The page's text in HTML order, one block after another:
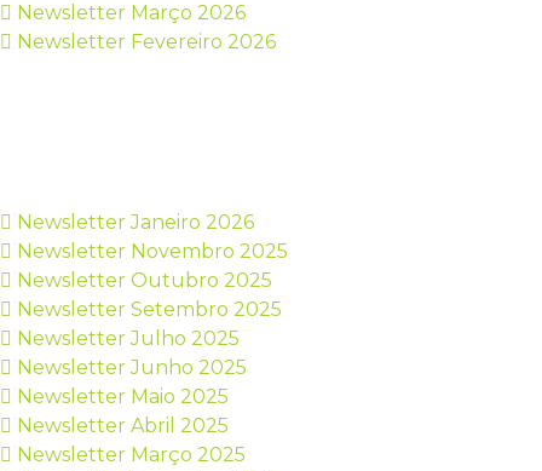
Newsletter Março 2026
Newsletter Fevereiro 2026
Newsletter Janeiro 2026
Newsletter Novembro 2025
Newsletter Outubro 2025
Newsletter Setembro 2025
Newsletter Julho 2025
Newsletter Junho 2025
Newsletter Maio 2025
Newsletter Abril 2025
Newsletter Março 2025